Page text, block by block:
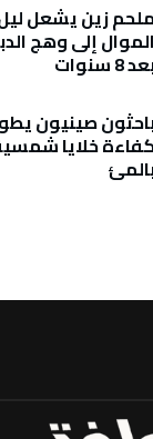
ملحم زين يشعل
الموال إلى وهج
8 سنوات
صينيون